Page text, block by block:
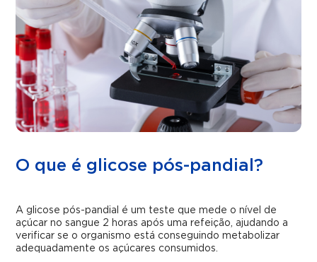
O que é glicose pós-pandial?
A glicose pós-pandial é um teste que mede o nível de
açúcar no sangue 2 horas após uma refeição, ajudando a
verificar se o organismo está conseguindo metabolizar
adequadamente os açúcares consumidos.